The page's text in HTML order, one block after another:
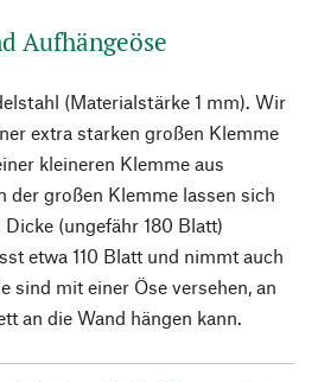
Aufhängeöse
(Materialstärke 1 mm). Wir
extra starken großen Klemme
kleineren Klemme aus
der großen Klemme lassen sich
(ungefähr 180 Blatt)
etwa 110 Blatt und nimmt auch
sind mit einer Öse versehen, an
an die Wand hängen kann.